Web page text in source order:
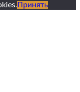
Принять